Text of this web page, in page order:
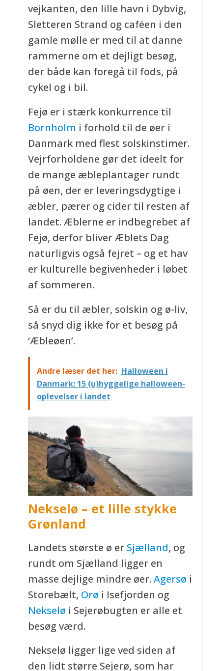
vejkanten, den lille havn i Dybvig,
Sletteren Strand og caféen i den
gamle mølle er med til at danne
rammerne om et dejligt besøg,
der både kan foregå til fods, på
cykel og i bil.
Fejø er i stærk konkurrence til
Bornholm i forhold til de øer i
Danmark med flest solskinstimer.
Vejrforholdene gør det ideelt for
de mange æbleplantager rundt
på øen, der er leveringsdygtige i
æbler, pærer og cider til resten af
landet. Æblerne er indbegrebet af
Fejø, derfor bliver Æblets Dag
naturligvis også fejret – og et hav
er kulturelle begivenheder i løbet
af sommeren.
Så er du til æbler, solskin og ø-liv,
så snyd dig ikke for et besøg på
‘Æbleøen’.
Andre læser det her: Halloween i
Danmark: 15 (u)hyggelige halloween-
oplevelser i landet
Nekselø – et lille stykke
Grønland
Landets største ø er Sjælland, og
rundt om Sjælland ligger en
masse dejlige mindre øer. Agersø i
Storebælt, Orø i Isefjorden og
Nekselø i Sejerøbugten er alle et
besøg værd.
Nekselø ligger lige ved siden af
den lidt større Sejerø, som har